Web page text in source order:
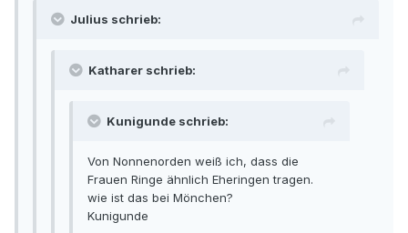
Julius schrieb:
Katharer schrieb:
Kunigunde schrieb:
Von Nonnenorden weiß ich, dass die
Frauen Ringe ähnlich Eheringen tragen.
wie ist das bei Mönchen?
Kunigunde